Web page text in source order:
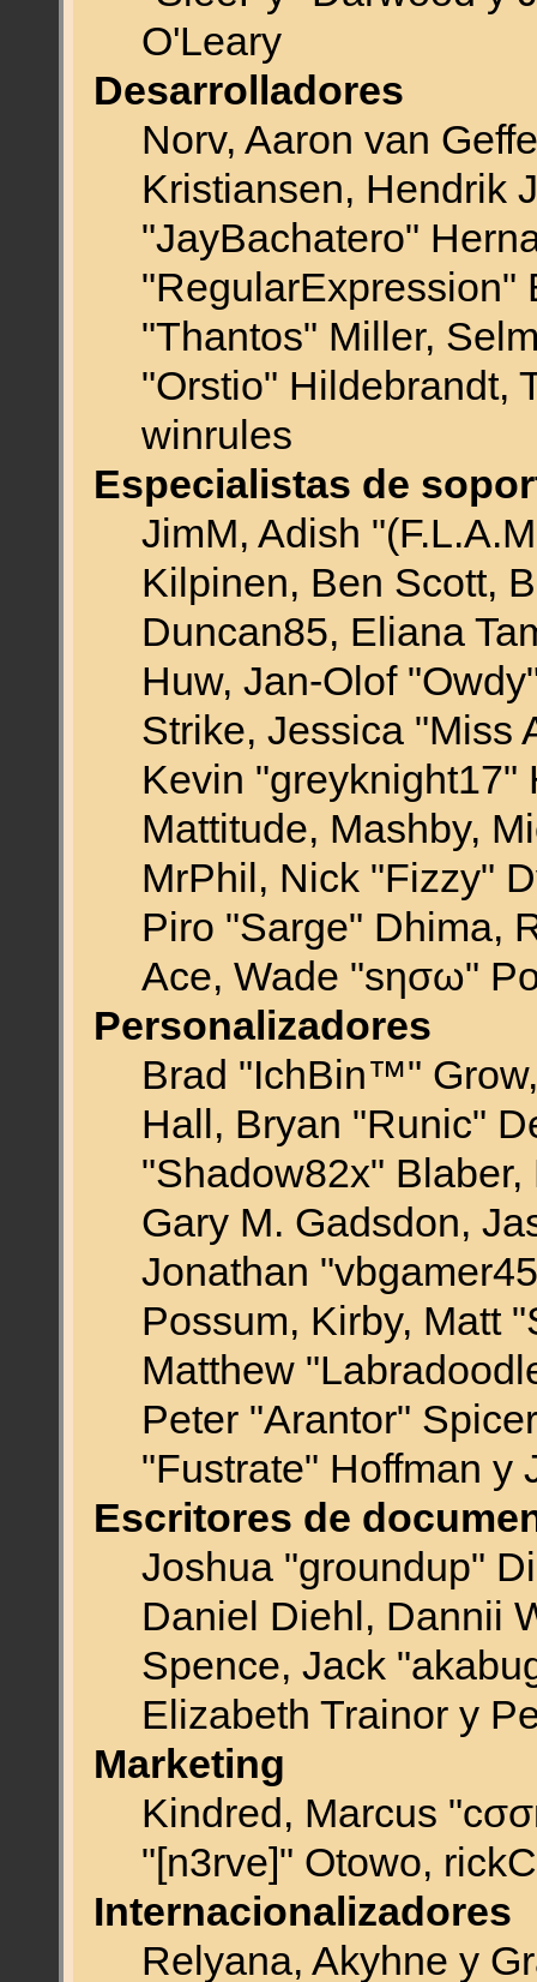
O'Leary
Desarrolladores
Norv, Aaron van
Kristiansen, Hendrik
"JayBachatero"
"RegularExpression"
"Thantos" Miller,
"Orstio" Hildebrandt,
winrules
Especialistas de
JimM, Adish
Kilpinen, Ben Scott,
Duncan85, Eliana
Huw, Jan-Olof
Strike, Jessica "Miss
Kevin "greyknight17"
Mattitude, Mashby,
MrPhil, Nick "Fizzy"
Piro "Sarge" Dhima,
Ace, Wade "sησω"
Personalizadores
Brad "IchBin™"
Hall, Bryan "Runic"
"Shadow82x"
Gary M. Gadsdon,
Jonathan
Possum, Kirby, Matt
Matthew
Peter "Arantor"
"Fustrate" Hoffman y
Escritores de
Joshua "groundup"
Daniel Diehl, Dannii
Spence, Jack
Elizabeth Trainor y
Marketing
Kindred, Marcus
"[n3rve]" Otowo,
Internacionalizadores
Relyana, Akyhne y